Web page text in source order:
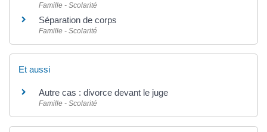
Famille - Scolarité
Séparation de corps
Famille - Scolarité
Et aussi
Autre cas : divorce devant le juge
Famille - Scolarité